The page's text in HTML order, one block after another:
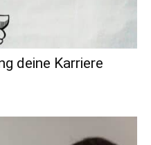
deine Karriere